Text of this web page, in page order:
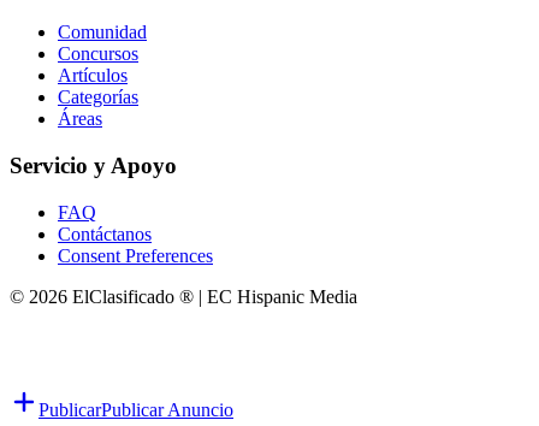
Comunidad
Concursos
Artículos
Categorías
Áreas
Servicio y Apoyo
FAQ
Contáctanos
Consent Preferences
© 2026 ElClasificado ® | EC Hispanic Media
PublicarPublicar Anuncio